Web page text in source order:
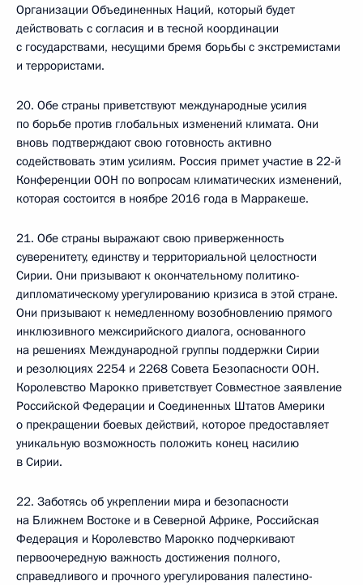
Организации Объединенных Наций, который будет
действовать с согласия и в тесной координации
с государствами, несущими бремя борьбы с экстремистами
и террористами.
20. Обе страны приветствуют международные усилия
по борьбе против глобальных изменений климата. Они
вновь подтверждают свою готовность активно
содействовать этим усилиям. Россия примет участие в 22-й
Конференции ООН по вопросам климатических изменений,
которая состоится в ноябре 2016 года в Марракеше.
21. Обе страны выражают свою приверженность
суверенитету, единству и территориальной целостности
Сирии. Они призывают к окончательному политико-
дипломатическому урегулированию кризиса в этой стране.
Они призывают к немедленному возобновлению прямого
инклюзивного межсирийского диалога, основанного
на решениях Международной группы поддержки Сирии
и резолюциях 2254 и 2268 Совета Безопасности ООН.
Королевство Марокко приветствует Совместное заявление
Российской Федерации и Соединенных Штатов Америки
о прекращении боевых действий, которое предоставляет
уникальную возможность положить конец насилию
в Сирии.
22. Заботясь об укреплении мира и безопасности
на Ближнем Востоке и в Северной Африке, Российская
Федерация и Королевство Марокко подчеркивают
первоочередную важность достижения полного,
справедливого и прочного урегулирования палестино-